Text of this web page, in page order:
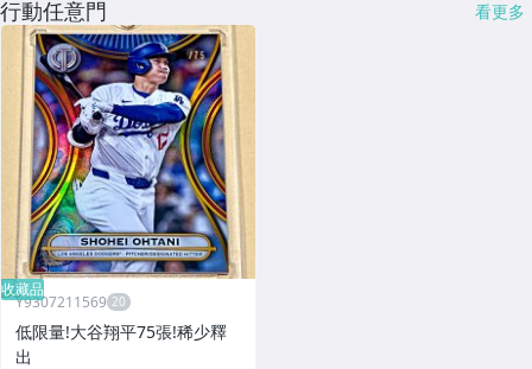
行動任意門 看更多
收藏品
Y9307211569
低限量!大谷翔平75張!稀少釋
出